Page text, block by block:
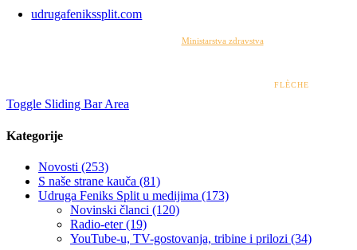
udrugafenikssplit.com
Ministarstva zdravstva
FLÈCHE
Toggle Sliding Bar Area
Kategorije
Novosti (253)
S naše strane kauča (81)
Udruga Feniks Split u medijima (173)
Novinski članci (120)
Radio-eter (19)
YouTube-u, TV-gostovanja, tribine i prilozi (34)